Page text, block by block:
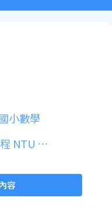
小數學
國立臺灣大學開放式課程 NTU OpenCourseWare
容